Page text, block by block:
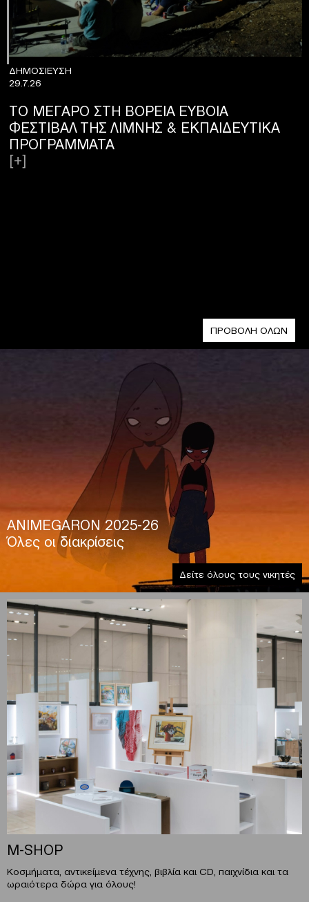
ΔΗΜΟΣΙΕΥΣΗ
29.7.26
ΤΟ ΜΕΓΑΡΟ ΣΤΗ ΒΟΡΕΙΑ ΕΥΒΟΙΑ
ΦΕΣΤΙΒΑΛ ΤΗΣ ΛΙΜΝΗΣ & ΕΚΠΑΙΔΕΥΤΙΚΑ
ΠΡΟΓΡΑΜΜΑΤΑ
[+]
ΠΡΟΒΟΛΗ ΟΛΩΝ
ANIMEGARON 2025-26
Όλες οι διακρίσεις
Δείτε όλους τους νικητές
M-SHOP
Κοσμήματα, αντικείμενα τέχνης, βιβλία και CD, παιχνίδια και τα
ωραιότερα δώρα για όλους!